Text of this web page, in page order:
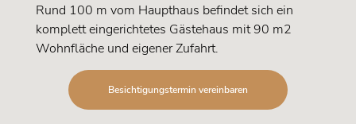
Rund 100 m vom Haupthaus befindet sich ein
komplett eingerichtetes Gästehaus mit 90 m2
Wohnfläche und eigener Zufahrt.
Besichtigungstermin vereinbaren